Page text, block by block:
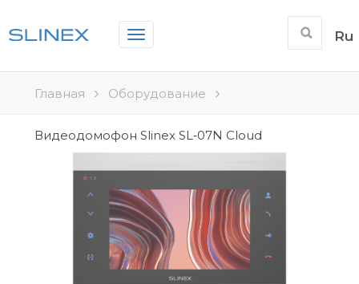
Toggle
navigation
Ru
Главная Оборудование
Видеодомофон Slinex SL‑07N Cloud